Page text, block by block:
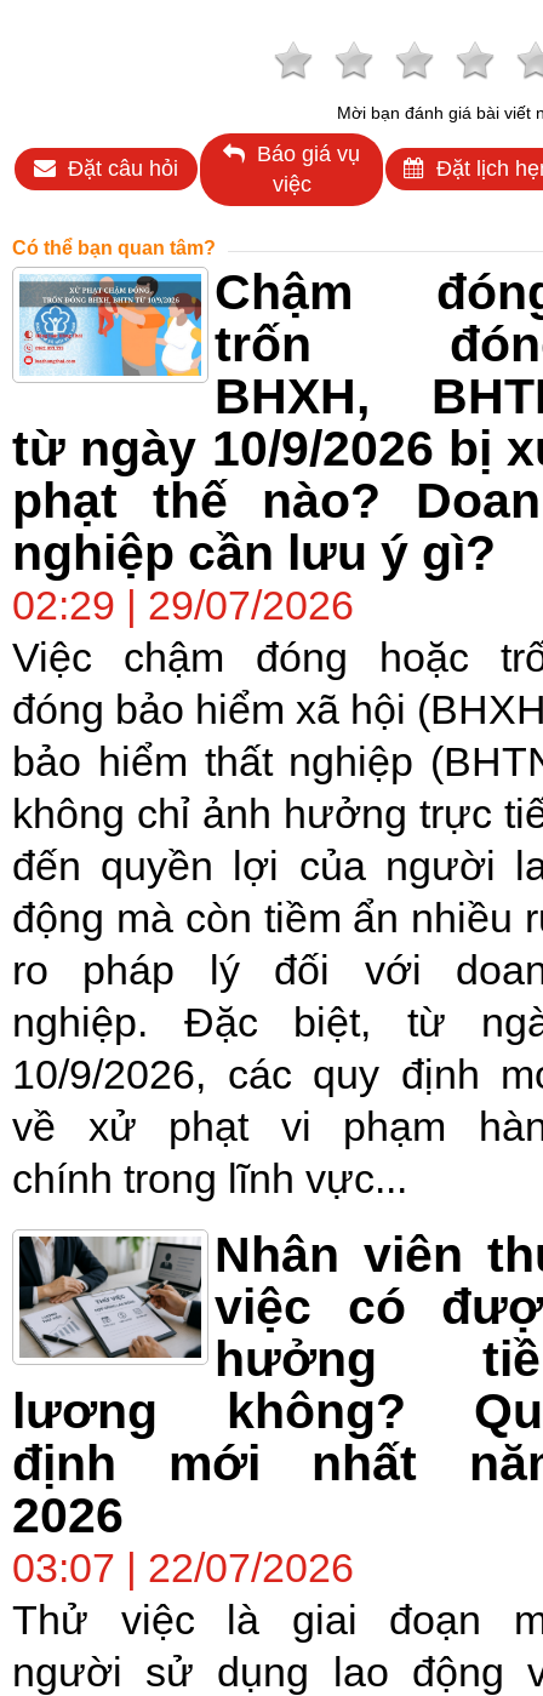
Mời bạn đánh giá bài viết
Đặt câu hỏi
Báo giá vụ
việc
Đặt lịch
Có thể bạn quan tâm?
Chậm
trốn
BHXH,
từ ngày 10/9/2026 bị
phạt thế nào?
nghiệp cần lưu ý gì?
02:29 | 29/07/2026
Việc chậm đóng hoặc
đóng bảo hiểm xã hội
bảo hiểm thất nghiệp
không chỉ ảnh hưởng trực
đến quyền lợi của người
động mà còn tiềm ẩn nhiều
ro pháp lý đối với
nghiệp. Đặc biệt, từ
10/9/2026, các quy định
về xử phạt vi phạm
chính trong lĩnh vực...
Nhân viên
việc có
hưởng
lương không?
định mới nhất
2026
03:07 | 22/07/2026
Thử việc là giai đoạn
người sử dụng lao động